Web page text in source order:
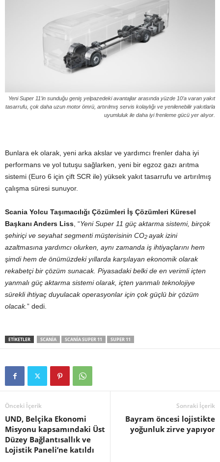
Yeni Super 11’in sunduğu geniş yelpazedeki avantajlar arasında yüzde 10’a varan yakıt
tasarrufu, çok daha uzun motor ömrü, artırılmış servis kolaylığı ve yenilenebilir yakıtlarla
uyumluluk ile daha iyi frenleme gücü yer alıyor.
Bunlara ek olarak, yeni arka akslar ve yardımcı frenler daha iyi
performans ve yol tutuşu sağlarken, yeni bir egzoz gazı arıtma
sistemi (Euro 6 için çift SCR ile) yüksek yakıt tasarrufu ve artırılmış
çalışma süresi sunuyor.
Scania Yolcu Taşımacılığı Çözümleri İş Çözümleri Küresel
Başkanı Anders Liss , “Yeni Super 11 güç aktarma sistemi, birçok
şehiriçi ve seyahat segmenti müşterisinin CO2 ayak izini
azaltmasına yardımcı olurken, aynı zamanda iş ihtiyaçlarını hem
şimdi hem de önümüzdeki yıllarda karşılayan ekonomik olarak
rekabetçi bir çözüm sunacak. Piyasadaki belki de en verimli içten
yanmalı güç aktarma sistemi olarak, içten yanmalı teknolojiye
sürekli ihtiyaç duyulacak operasyonlar için çok güçlü bir çözüm
olacak.” dedi.
ETIKETLER SCANIA SCANIA SUPER 11 SUPER 11
Önceki İçerik
UND, Belçika Ekonomi
Misyonu kapsamındaki Üst
Düzey Bağlantısallık ve
Lojistik Paneli’ne katıldı
Sonraki İçerik
Bayram öncesi lojistikte
yoğunluk zirve yapıyor